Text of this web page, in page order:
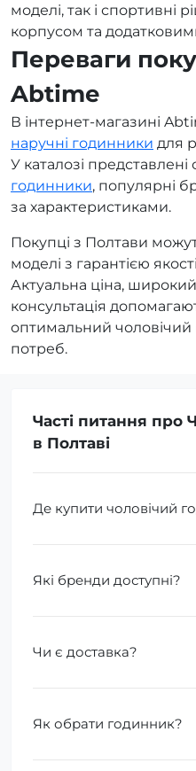
моделі, так і спортивні
корпусом та
Переваги
Abtime
В інтернет-магазині
наручні годинники для
У каталозі представлені
годинники, популярні
за характеристиками.
Покупці з Полтави
моделі з гарантією
Актуальна ціна,
консультація
оптимальний
потреб.
Часті питання про
в Полтаві
Де купити чоловічий
Які бренди доступні?
Чи є доставка?
Як обрати годинник?